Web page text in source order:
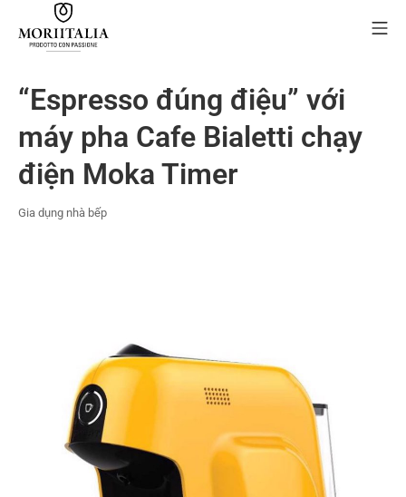
“Espresso đúng điệu” với
máy pha Cafe Bialetti chạy
điện Moka Timer
Gia dụng nhà bếp